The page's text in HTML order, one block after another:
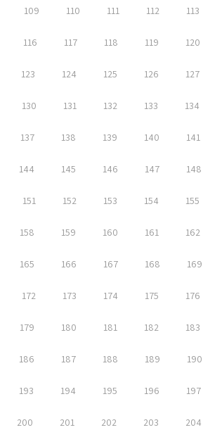
109 110 111 112 113
116 117 118 119 120
123 124 125 126 127
130 131 132 133 134
137 138 139 140 141
144 145 146 147 148
151 152 153 154 155
158 159 160 161 162
165 166 167 168 169
172 173 174 175 176
179 180 181 182 183
186 187 188 189 190
193 194 195 196 197
200 201 202 203 204